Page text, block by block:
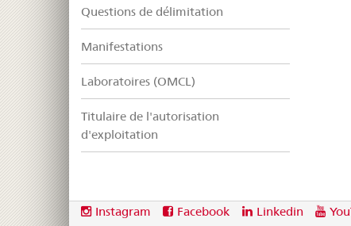
Questions de délimitation
Manifestations
Laboratoires (OMCL)
Titulaire de l'autorisation
d'exploitation
Footer
SocialInstagram Facebook Linkedin